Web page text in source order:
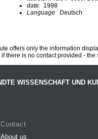
date: 1998
Language: Deutsch
offers only the information
there is no contact provided -
WISSENSCHAFT UND
Contact
About us